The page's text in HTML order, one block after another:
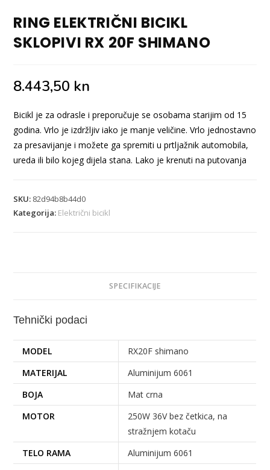
RING ELEKTRIČNI BICIKL
SKLOPIVI RX 20F SHIMANO
8.443,50 kn
Bicikl je za odrasle i preporučuje se osobama starijim od 15
godina. Vrlo je izdržljiv iako je manje veličine. Vrlo jednostavno
za presavijanje i možete ga spremiti u prtljažnik automobila,
ureda ili bilo kojeg dijela stana. Lako je krenuti na putovanja
SKU: 82d94b8b44d0
Kategorija: Električni bicikl
SPECIFIKACIJE
Tehnički podaci
MODEL
RX20F shimano
MATERIJAL
Aluminijum 6061
BOJA
Mat crna
MOTOR
250W 36V bez četkica, na
stražnjem kotaču
TELO RAMA
Aluminijum 6061